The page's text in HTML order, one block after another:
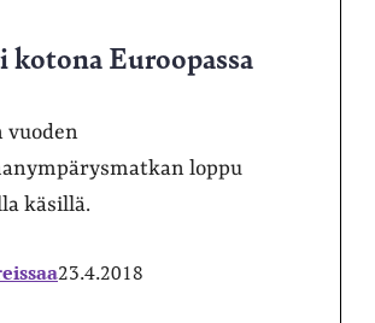
Euroopassa
vuoden
loppu
käsillä.
23.4.2018